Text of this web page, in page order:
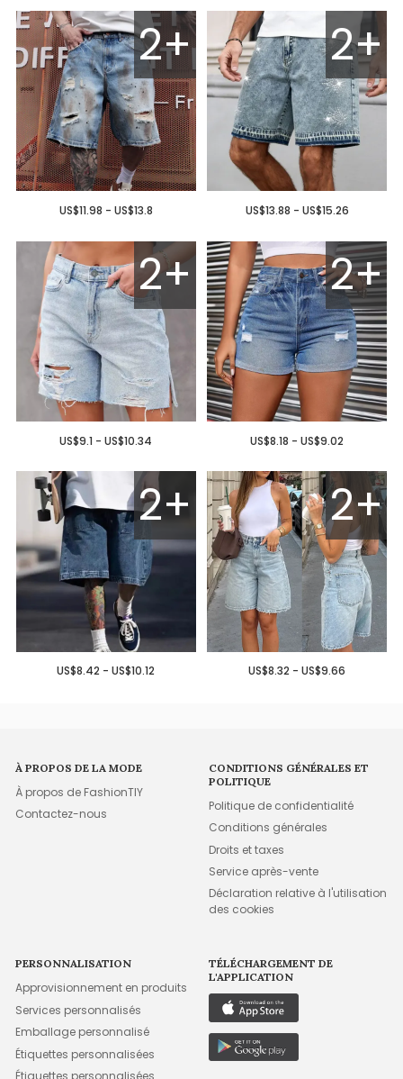
2+
US$11.98 - US$13.8
2+
US$13.88 - US$15.26
2+
US$9.1 - US$10.34
2+
US$8.18 - US$9.02
2+
US$8.42 - US$10.12
2+
US$8.32 - US$9.66
À PROPOS DE LA MODE
À propos de FashionTIY
Contactez-nous
CONDITIONS GÉNÉRALES ET
POLITIQUE
Politique de confidentialité
Conditions générales
Droits et taxes
Service après-vente
Déclaration relative à l'utilisation
des cookies
PERSONNALISATION
Approvisionnement en produits
Services personnalisés
Emballage personnalisé
Étiquettes personnalisées
Étiquettes personnalisées
TÉLÉCHARGEMENT DE
L'APPLICATION